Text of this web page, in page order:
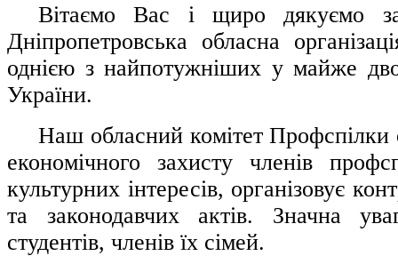
Вітаємо Вас і щиро дякуємо за
Дніпропетровська обласна
однією з найпотужніших у майже
України.
Наш обласний комітет Профспілки
економічного захисту членів
культурних інтересів, організовує
та законодавчих актів. Значна
студентів, членів їх сімей.